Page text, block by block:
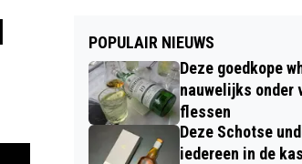
POPULAIR NIEUWS
Deze goedkope
nauwelijks onder
flessen
Deze Schotse
iedereen in de